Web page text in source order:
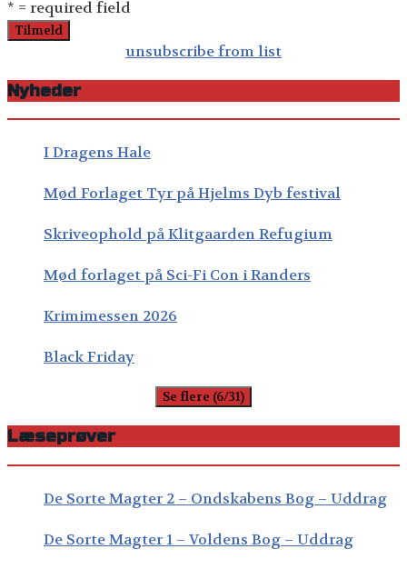
* = required field
unsubscribe from list
Nyheder
I Dragens Hale
Mød Forlaget Tyr på Hjelms Dyb festival
Skriveophold på Klitgaarden Refugium
Mød forlaget på Sci-Fi Con i Randers
Krimimessen 2026
Black Friday
Se flere (6/31)
Læseprøver
De Sorte Magter 2 – Ondskabens Bog – Uddrag
De Sorte Magter 1 – Voldens Bog – Uddrag